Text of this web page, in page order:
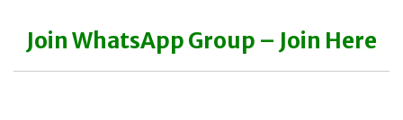
Join WhatsApp Group – Join Here